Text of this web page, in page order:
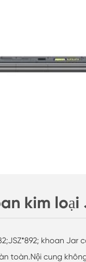
kim loại
khoan Jar
toàn.Nội cung